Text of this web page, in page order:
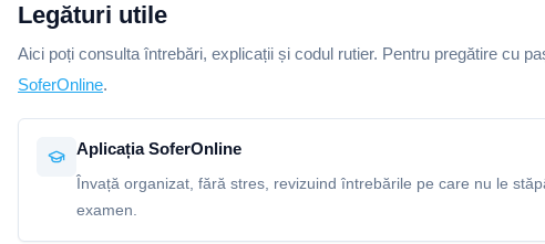
Legături utile
Aici poți consulta întrebări, explicații și codul rutier. Pentru pregătire cu
SoferOnline.
Aplicația SoferOnline
Învață organizat, fără stres, revizuind întrebările pe care nu le
examen.